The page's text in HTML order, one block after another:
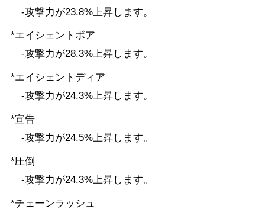
-攻撃力が23.8%上昇します。
*エイシェントボア
-攻撃力が28.3%上昇します。
*エイシェントディア
-攻撃力が24.3%上昇します。
*宣告
-攻撃力が24.5%上昇します。
*圧倒
-攻撃力が24.3%上昇します。
*チェーンラッシュ